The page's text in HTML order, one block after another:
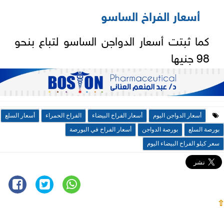
أسعار الفراخ الساسو
كما ثبتت أسعار الدواجن الساسو لتباع بنحو
98 جنيها
أسعار الدواجن اليوم أسعار الفراخ البيضاء الفراخ الحمراء
أسعار السلع
بورصة السلع
بورصة الدواجن
أسعار الفراخ في البورصة
سعر كيلو الفراخ البيضاء اليوم
⇧